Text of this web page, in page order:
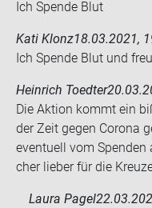
Ich Spen­de Blut
Kati Klonz18.03.2021,
Ich Spen­de Blut und
Heinrich Toedter
Die Ak­ti­on kommt ein
der Zeit gegen Co­ro­na
even­tu­ell vom
cher lie­ber für die
Laura Pagel